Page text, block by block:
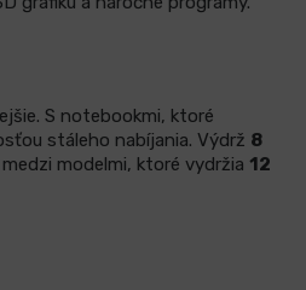
S notebookmi, ktoré
stáleho nabíjania. Výdrž 8
modelmi, ktoré vydržia 12